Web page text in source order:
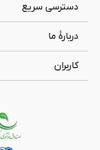
دسترسی سریع
دربارۀ ما
کاربران